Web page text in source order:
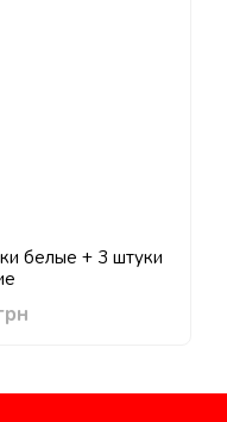
белые + 3 штуки